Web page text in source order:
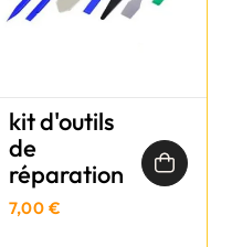
kit d'outils
de
réparation
7,00 €